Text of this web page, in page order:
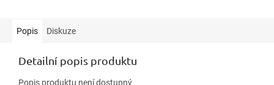
Popis Diskuze
Detailní popis produktu
Popis produktu není dostupný